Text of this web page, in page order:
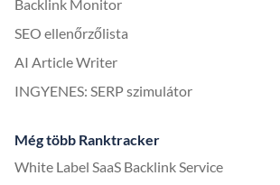
Backlink Monitor
SEO ellenőrzőlista
AI Article Writer
INGYENES: SERP szimulátor
Még több Ranktracker
White Label SaaS Backlink Service